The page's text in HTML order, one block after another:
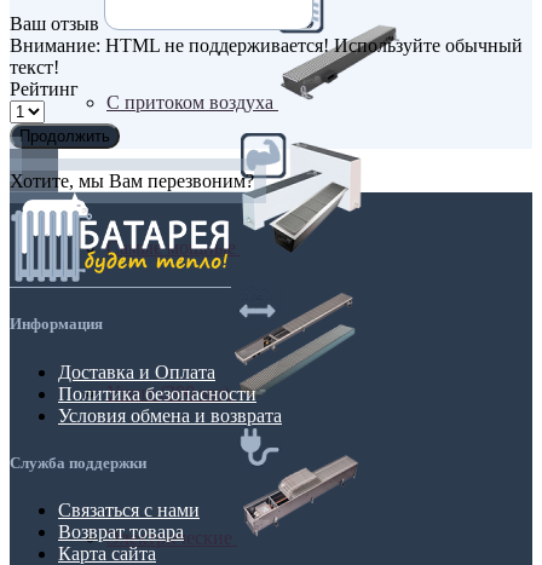
С притоком воздуха
Самые мощные
Узкие (200 мм)
Электрические
Ваш отзыв
Внимание: HTML не поддерживается! Используйте обычный
текст!
Рейтинг
Продолжить
Хотите, мы Вам перезвоним?
Информация
Доставка и Оплата
Политика безопасности
Условия обмена и возврата
Служба поддержки
Связаться с нами
Возврат товара
Карта сайта